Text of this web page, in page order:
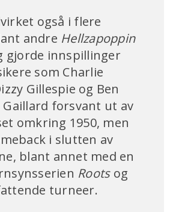
også i flere
andre Hellzapoppin
gjorde innspillinger
som Charlie
Gillespie og Ben
Gaillard forsvant ut av
omkring 1950, men
i slutten av
blant annet med en
Rootsog
turneer.